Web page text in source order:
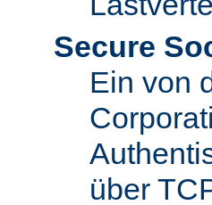
Secure
Ein von
über